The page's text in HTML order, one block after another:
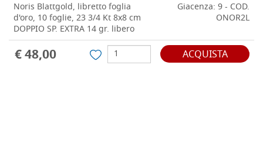
Noris Blattgold, libretto foglia
d'oro, 10 foglie, 23 3/4 Kt 8x8 cm
DOPPIO SP. EXTRA 14 gr. libero
Giacenza: 9 - COD.
ONOR2L
€ 48,00 ACQUISTA